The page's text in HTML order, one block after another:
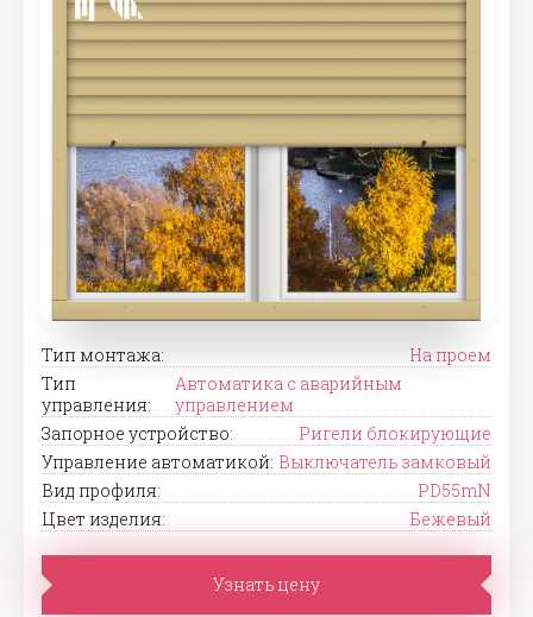
Тип монтажа:
На проем
Тип
управления:
Автоматика с аварийным
управлением
Запорное устройство:
Ригели блокирующие
Управление автоматикой: Выключатель замковый
Вид профиля:
PD55mN
Цвет изделия:
Бежевый
Узнать цену